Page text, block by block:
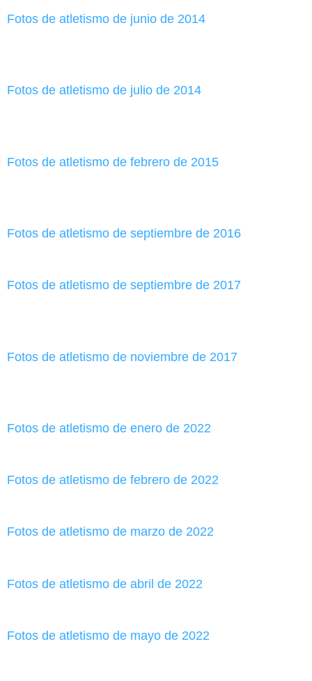
Fotos de atletismo de junio de 2014
Fotos de atletismo de julio de 2014
Fotos de atletismo de febrero de 2015
Fotos de atletismo de septiembre de 2016
Fotos de atletismo de septiembre de 2017
Fotos de atletismo de noviembre de 2017
Fotos de atletismo de enero de 2022
Fotos de atletismo de febrero de 2022
Fotos de atletismo de marzo de 2022
Fotos de atletismo de abril de 2022
Fotos de atletismo de mayo de 2022